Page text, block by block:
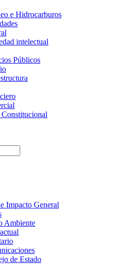
e Hidrocarburos
intelectual
Públicos
Impacto General
Ambiente
de Estado